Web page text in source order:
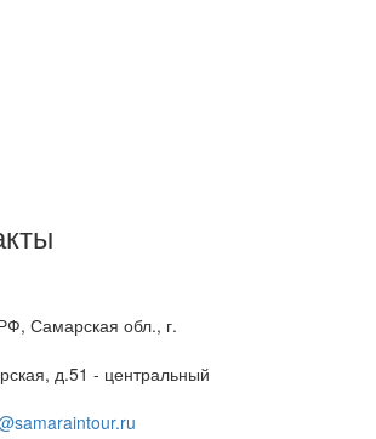
Самарская обл., г.
д.51 - центральный